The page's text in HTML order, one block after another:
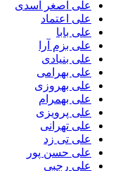
علی اصغر اسدی
علی اعتماد
علی بابا
علی بزم آرا
علی بنیادی
علی بهرامی
علی بهروزی
علی بهمرام
علی پرویزی
علی تهرانی
علی تی زد
علی حسن پور
علی رجبی